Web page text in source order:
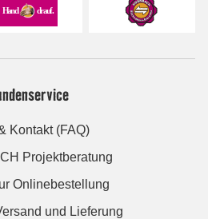
Kontakt (FAQ)
Projektberatung
Onlinebestellung
und Lieferung